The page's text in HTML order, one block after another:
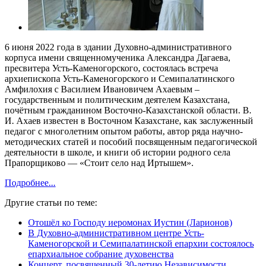
6 июня 2022 года в здании Духовно-административного
корпуса имени священномученика Александра Дагаева,
пресвитера Усть-Каменогорского, состоялась встреча
архиепископа Усть-Каменогорского и Семипалатинского
Амфилохия с Василием Ивановичем Ахаевым –
государственным и политическим деятелем Казахстана,
почётным гражданином Восточно-Казахстанской области. В.
И. Ахаев известен в Восточном Казахстане, как заслуженный
педагог с многолетним опытом работы, автор ряда научно-
методических статей и пособий посвященным педагогической
деятельности в школе, и книги об истории родного села
Прапорщиково — «Стоит село над Иртышем».
Подробнее...
Другие статьи по теме:
Отошёл ко Господу иеромонах Иустин (Ларионов)
В Духовно-административном центре Усть-
Каменогорской и Семипалатинской епархии состоялось
епархиальное собрание духовенства